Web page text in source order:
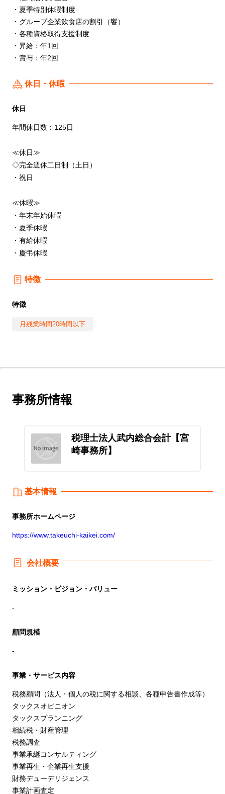
・夏季特別休暇制度
・グループ企業飲食店の割引（饗）
・各種資格取得支援制度
・昇給：年1回
・賞与：年2回
休日・休暇
休日
年間休日数：125日
≪休日≫
◇完全週休二日制（土日）
・祝日
≪休暇≫
・年末年始休暇
・夏季休暇
・有給休暇
・慶弔休暇
特徴
特徴
月残業時間20時間以下
事務所情報
税理士法人武内総合会計【宮
崎事務所】
基本情報
事務所ホームページ
https://www.takeuchi-kaikei.com/
会社概要
ミッション・ビジョン・バリュー
-
顧問規模
-
事業・サービス内容
税務顧問（法人・個人の税に関する相談、各種申告書作成等）
タックスオピニオン
タックスプランニング
相続税・財産管理
税務調査
事業承継コンサルティング
事業再生・企業再生支援
財務デューデリジェンス
事業計画査定